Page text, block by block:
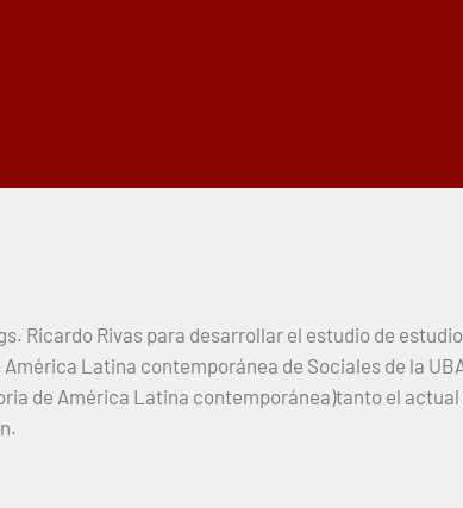
Ricardo Rivas para desarrollar el estudio de
Latina contemporánea de Sociales de la
de América Latina contemporánea)tanto el